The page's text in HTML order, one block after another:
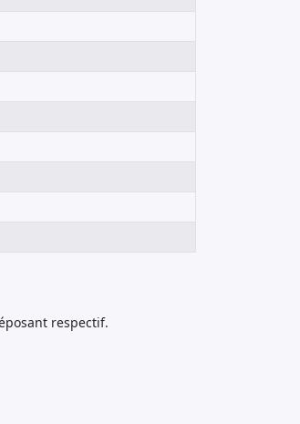
respectif.